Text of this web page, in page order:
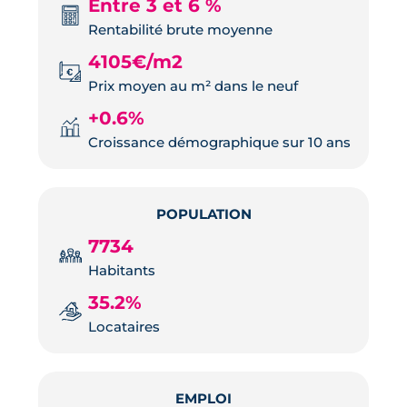
Entre 3 et 6 %
Rentabilité brute moyenne
4105€/m2
Prix moyen au m² dans le neuf
+0.6%
Croissance démographique sur 10 ans
POPULATION
7734
Habitants
35.2%
Locataires
EMPLOI